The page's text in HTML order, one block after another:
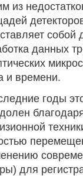
из
собой
данных
и времени.
годы
для